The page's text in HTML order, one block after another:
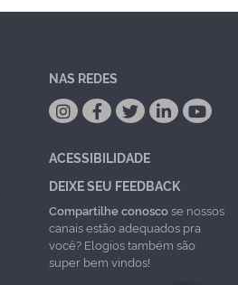
NAS REDES
ACESSIBILIDADE
DEIXE SEU FEEDBACK
Compartilhe conoscose nossos
canais estão adequados pra
você? Elogios também são
super bem vindos!